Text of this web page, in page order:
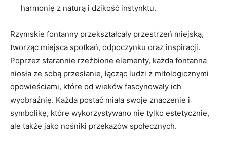
harmonię z naturą i dzikość instynktu.
Rzymskie fontanny przekształcały przestrzeń miejską,
tworząc miejsca spotkań, odpoczynku oraz inspiracji.
Poprzez starannie rzeźbione elementy, każda fontanna
niosła ze sobą przesłanie, łącząc ludzi z mitologicznymi
opowieściami, które od wieków fascynowały ich
wyobraźnię. Każda postać miała swoje znaczenie i
symbolikę, które wykorzystywano nie tylko estetycznie,
ale także jako nośniki przekazów społecznych.